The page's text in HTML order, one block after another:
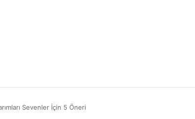
Sevenler İçin 5 Öneri